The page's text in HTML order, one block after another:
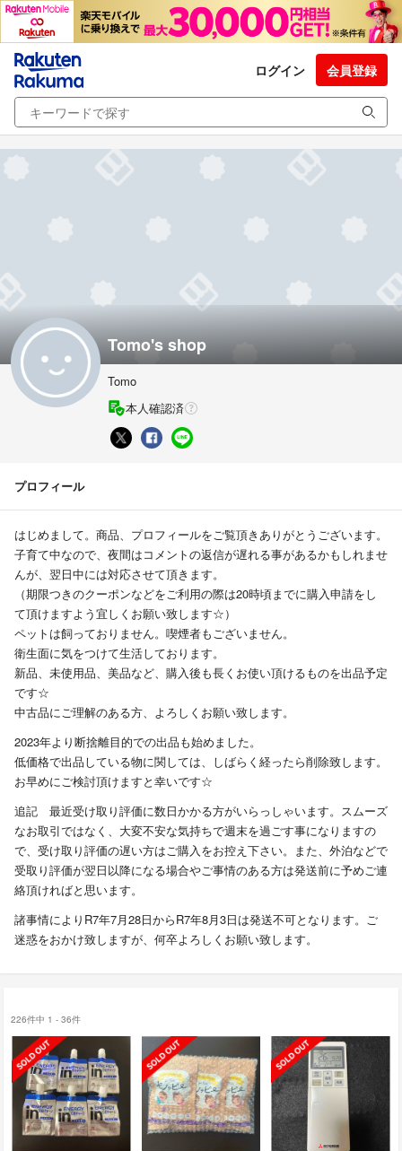
ログイン 会員登録
Tomo's shop
Tomo
本人確認済
プロフィール
はじめまして。商品、プロフィールをご覧頂きありがとうございます。
子育て中なので、夜間はコメントの返信が遅れる事があるかもしれませ
んが、翌日中には対応させて頂きます。
（期限つきのクーポンなどをご利用の際は20時頃までに購入申請をし
て頂けますよう宜しくお願い致します☆）
ペットは飼っておりません。喫煙者もございません。
衛生面に気をつけて生活しております。
新品、未使用品、美品など、購入後も長くお使い頂けるものを出品予定
です☆
中古品にご理解のある方、よろしくお願い致します。
2023年より断捨離目的での出品も始めました。
低価格で出品している物に関しては、しばらく経ったら削除致します。
お早めにご検討頂けますと幸いです☆
追記 最近受け取り評価に数日かかる方がいらっしゃいます。スムーズ
なお取引ではなく、大変不安な気持ちで週末を過ごす事になりますの
で、受け取り評価の遅い方はご購入をお控え下さい。また、外泊などで
受取り評価が翌日以降になる場合やご事情のある方は発送前に予めご連
絡頂ければと思います。
諸事情によりR7年7月28日からR7年8月3日は発送不可となります。ご
迷惑をおかけ致しますが、何卒よろしくお願い致します。
226件中 1 - 36件